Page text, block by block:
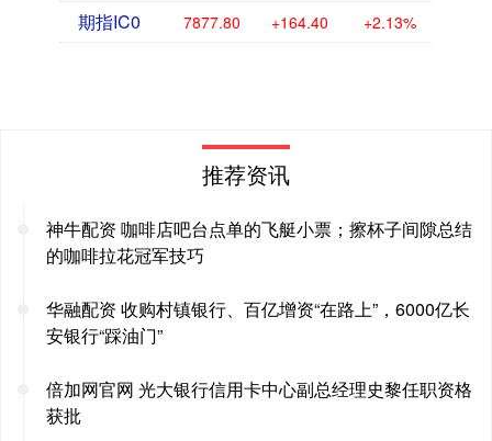
期指IC0 7877.80 +164.40 +2.13%
推荐资讯
神牛配资 咖啡店吧台点单的飞艇小票；擦杯子间隙总结
的咖啡拉花冠军技巧
华融配资 收购村镇银行、百亿增资“在路上”，6000亿长
安银行“踩油门”
倍加网官网 光大银行信用卡中心副总经理史黎任职资格
获批